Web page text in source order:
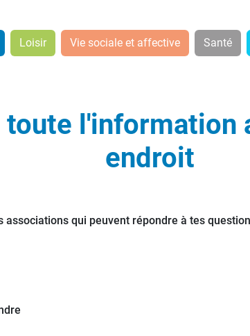
d'accueil
Loisir Vie sociale et affective Santé
toute l'information
endroit
qui peuvent répondre à tes